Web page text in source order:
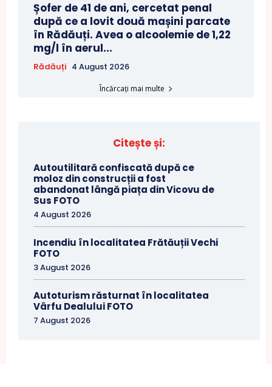
Șofer de 41 de ani, cercetat penal
după ce a lovit două mașini parcate
în Rădăuți. Avea o alcoolemie de 1,22
mg/l în aerul...
Rădăuți 4 August 2026
Încărcați mai multe
Citește și:
Autoutilitară confiscată după ce
moloz din construcții a fost
abandonat lângă piața din Vicovu de
Sus FOTO
4 August 2026
Incendiu în localitatea Frătăuții Vechi
FOTO
3 August 2026
Autoturism răsturnat în localitatea
Vârfu Dealului FOTO
7 August 2026